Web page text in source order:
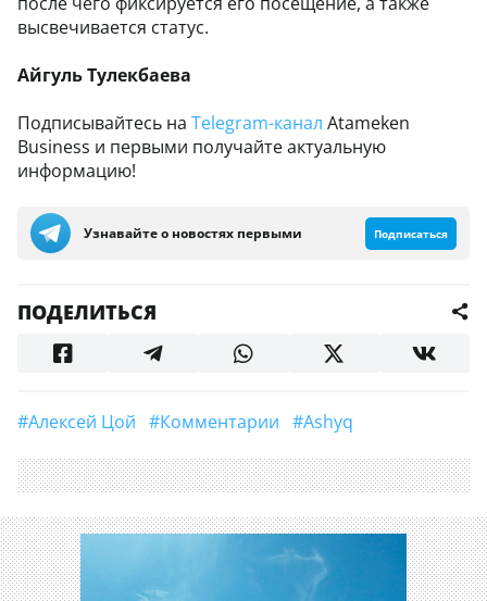
высвечивается статус.
Айгуль Тулекбаева
Подписывайтесь на Telegram-канал Atameken
Business и первыми получайте актуальную
информацию!
Узнавайте о новостях первыми Подписаться
ПОДЕЛИТЬСЯ
#Алексей Цой #Комментарии #Ashyq